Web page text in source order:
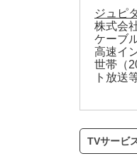
ジュピ
株式会
ケーブ
高速イ
世帯（
ト放送
TVサービ